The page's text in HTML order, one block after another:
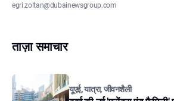
egri.zoltan@dubainewsgroup.com
ताज़ा समाचार
यूएई, यात्रा, जीवनशैली